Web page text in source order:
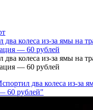
два колеса из-за ямы на
— 60 рублей
два колеса из-за ямы на
— 60 рублей
два колеса из-за
60 рублей"